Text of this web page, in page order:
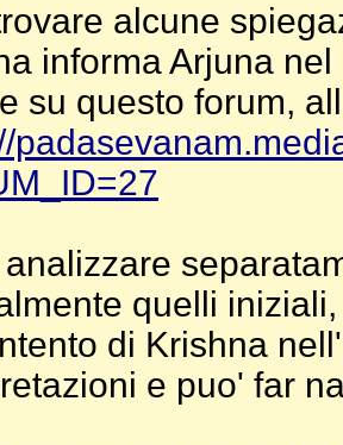
alcune
informa Arjuna
su questo forum,
analizzare
quelli
di Krishna
e puo' far